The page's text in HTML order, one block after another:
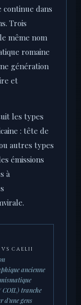
dans
Trois
même nom
romaine
génération
et
les types
: tête de
autres types
émissions
à
CAELII
ancienne
COIL) tranche
d'une gens